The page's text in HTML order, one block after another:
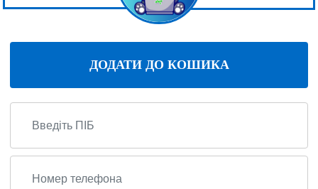
ДОДАТИ ДО КОШИКА